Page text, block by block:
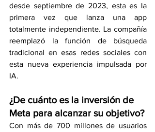
desde septiembre de 2023, esta es la
primera vez que lanza una app
totalmente independiente. La compañía
reemplazó la función de búsqueda
tradicional en esas redes sociales con
esta nueva experiencia impulsada por
IA.
¿De cuánto es la inversión de
Meta para alcanzar su objetivo?
Con más de 700 millones de usuarios